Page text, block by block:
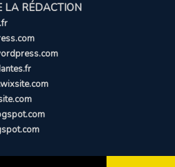
LA RÉDACTION